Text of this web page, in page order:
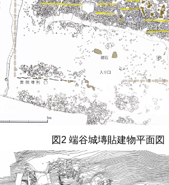
図 2端谷城塼貼建物平面図